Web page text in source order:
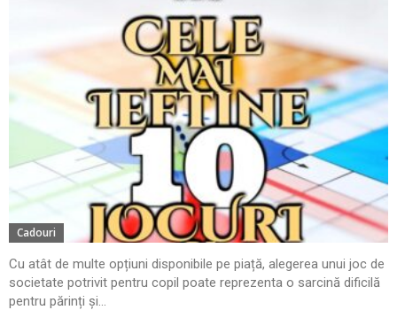
Cadouri
Cu atât de multe opțiuni disponibile pe piață, alegerea unui joc de
societate potrivit pentru copil poate reprezenta o sarcină dificilă
pentru părinți și...